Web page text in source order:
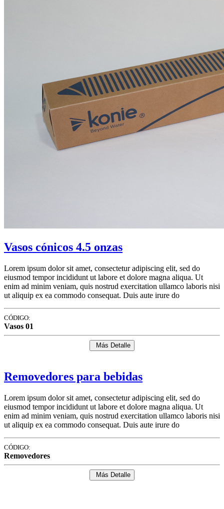
Vasos cónicos 4.5 onzas
Lorem ipsum dolor sit amet, consectetur adipiscing elit, sed do
eiusmod tempor incididunt ut labore et dolore magna aliqua. Ut
enim ad minim veniam, quis nostrud exercitation ullamco laboris nisi
ut aliquip ex ea commodo consequat. Duis aute irure do
CÓDIGO:
Vasos 01
Más Detalle
Removedores para bebidas
Lorem ipsum dolor sit amet, consectetur adipiscing elit, sed do
eiusmod tempor incididunt ut labore et dolore magna aliqua. Ut
enim ad minim veniam, quis nostrud exercitation ullamco laboris nisi
ut aliquip ex ea commodo consequat. Duis aute irure do
CÓDIGO:
Removedores
Más Detalle